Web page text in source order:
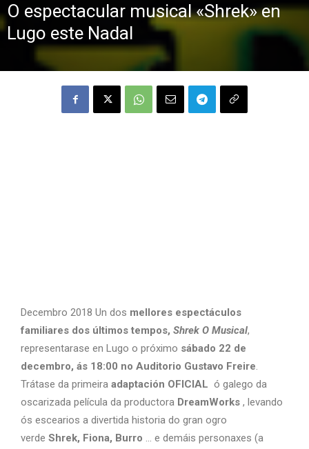
O espectacular musical «Shrek» en
Lugo este Nadal
Decembro 2018 Un dos mellores espectáculos
familiares dos últimos tempos, Shrek O Musical,
representarase en Lugo o próximo sábado 22 de
decembro, ás 18:00 no Auditorio Gustavo Freire.
Trátase da primeira adaptación OFICIAL ó galego da
oscarizada película da productora DreamWorks , levando
ós escearios a divertida historia do gran ogro
verde Shrek, Fiona, Burro … e demáis personaxes (a